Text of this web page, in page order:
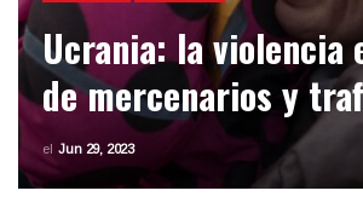
Ucrania: la violencia
de mercenarios y
el Jun 29, 2023